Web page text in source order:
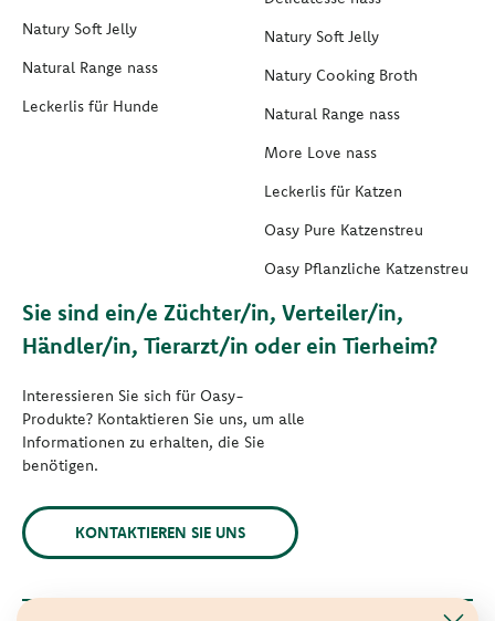
Natury Soft Jelly
Natural Range nass
Leckerlis für Hunde
Natury Soft Jelly
Natury Cooking Broth
Natural Range nass
More Love nass
Leckerlis für Katzen
Oasy Pure Katzenstreu
Oasy Pflanzliche Katzenstreu
Sie sind ein/e Züchter/in, Verteiler/in,
Händler/in, Tierarzt/in oder ein Tierheim?
Interessieren Sie sich für Oasy-
Produkte? Kontaktieren Sie uns, um alle
Informationen zu erhalten, die Sie
benötigen.
KONTAKTIEREN SIE UNS